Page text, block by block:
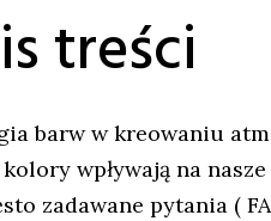
treści
barw​ w kreowaniu
kolory wpływają na
zadawane pytania (